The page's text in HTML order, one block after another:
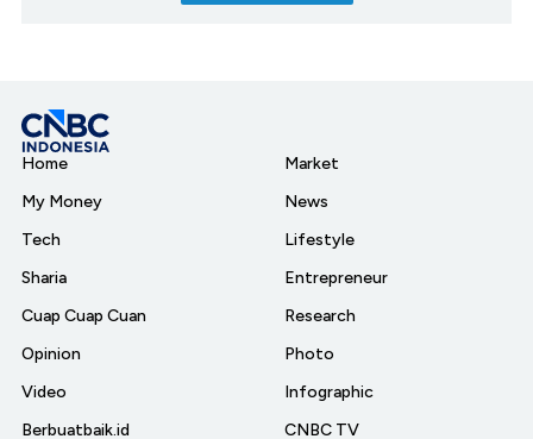
Home
My Money
Tech
Sharia
Cuap Cuap Cuan
Opinion
Video
Berbuatbaik.id
Market
News
Lifestyle
Entrepreneur
Research
Photo
Infographic
CNBC TV